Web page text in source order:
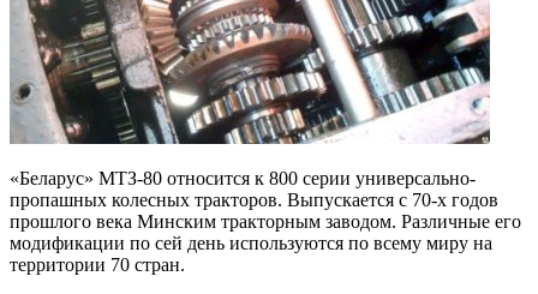
«Беларус» МТЗ-80 относится к 800 серии универсально-
пропашных колесных тракторов. Выпускается с 70-х годов
прошлого века Минским тракторным заводом. Различные его
модификации по сей день используются по всему миру на
территории 70 стран.